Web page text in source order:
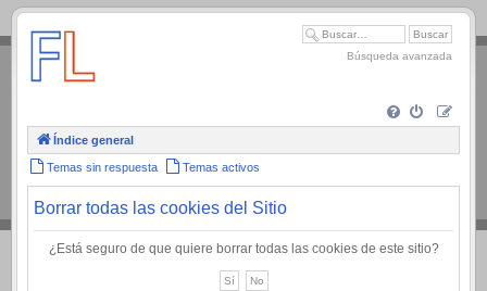
.
Búsqueda avanzada
Índice general
Temas sin respuesta Temas activos
Borrar todas las cookies del Sitio
¿Está seguro de que quiere borrar todas las cookies de este sitio?